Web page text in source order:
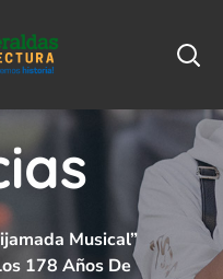
Musical”
178 Años De